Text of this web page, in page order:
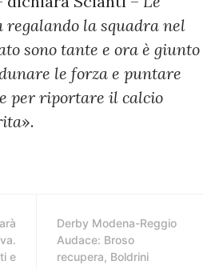
regalando la squadra nel
sono tante e ora è giunto
le forza e puntare
per riportare il calcio
».
e
Derby Modena-Reggio
Audace: Broso
recupera, Boldrini